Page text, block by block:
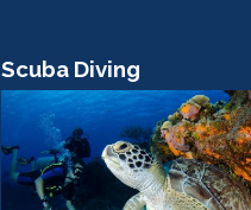
Scuba Diving